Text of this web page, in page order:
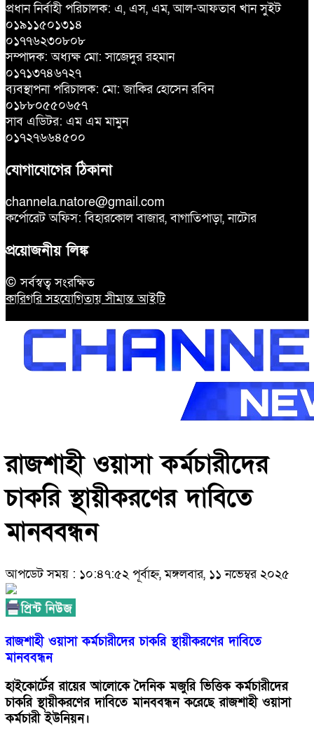
প্রধান নির্বাহী পরিচালক: এ, এস, এম, আল-আফতাব খান সুইট
০১৯১১৫০১৩১৪
০১৭৭৬২৩০৮০৮
সম্পাদক: অধ্যক্ষ মো: সাজেদুর রহমান
০১৭১৩৭৪৬৭২৭
ব্যবস্থাপনা পরিচালক: মো: জাকির হোসেন রবিন
০১৮৮০৫৫০৬৫৭
সাব এডিটর: এম এম মামুন
০১৭২৭৬৬৪৫০০
যোগাযোগের ঠিকানা
channela.natore@gmail.com
কর্পোরেট অফিস: বিহারকোল বাজার, বাগাতিপাড়া, নাটোর
প্রয়োজনীয় লিঙ্ক
© সর্বস্বত্ব সংরক্ষিত
কারিগরি সহযোগিতায় সীমান্ত আইটি
রাজশাহী ওয়াসা কর্মচারীদের
চাকরি স্থায়ীকরণের দাবিতে
মানববন্ধন
আপডেট সময় : ১০:৪৭:৫২ পূর্বাহ্ন, মঙ্গলবার, ১১ নভেম্বর ২০২৫
রাজশাহী ওয়াসা কর্মচারীদের চাকরি স্থায়ীকরণের দাবিতে
মানববন্ধন
হাইকোর্টের রায়ের আলোকে দৈনিক মজুরি ভিত্তিক কর্মচারীদের
চাকরি স্থায়ীকরণের দাবিতে মানববন্ধন করেছে রাজশাহী ওয়াসা
কর্মচারী ইউনিয়ন।